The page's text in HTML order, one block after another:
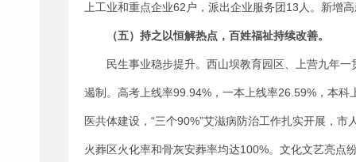
上工业和重点企业62户，派出企业服务团13人。新增
（五）持之以恒解热点，百姓福祉持续改善。
民生事业稳步提升。西山坝教育园区、上营九年
遏制。高考上线率99.94%，一本上线率26.59%，本
医共体建设，“三个90%”艾滋病防治工作扎实开展，
火葬区火化率和骨灰安葬率均达100%。文化文艺亮点